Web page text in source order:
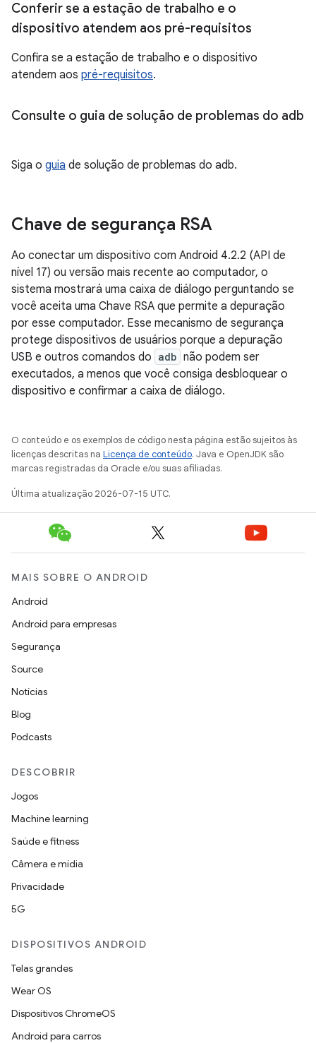
Conferir se a estação de trabalho e o
dispositivo atendem aos pré-requisitos
Confira se a estação de trabalho e o dispositivo
atendem aos pré-requisitos.
Consulte o guia de solução de problemas do adb
Siga o guia de solução de problemas do adb.
Chave de segurança RSA
Ao conectar um dispositivo com Android 4.2.2 (API de
nível 17) ou versão mais recente ao computador, o
sistema mostrará uma caixa de diálogo perguntando se
você aceita uma Chave RSA que permite a depuração
por esse computador. Esse mecanismo de segurança
protege dispositivos de usuários porque a depuração
USB e outros comandos do adb não podem ser
executados, a menos que você consiga desbloquear o
dispositivo e confirmar a caixa de diálogo.
O conteúdo e os exemplos de código nesta página estão sujeitos às
licenças descritas na Licença de conteúdo. Java e OpenJDK são
marcas registradas da Oracle e/ou suas afiliadas.
Última atualização 2026-07-15 UTC.
MAIS SOBRE O ANDROID
Android
Android para empresas
Segurança
Source
Notícias
Blog
Podcasts
DESCOBRIR
Jogos
Machine learning
Saúde e fitness
Câmera e mídia
Privacidade
5G
DISPOSITIVOS ANDROID
Telas grandes
Wear OS
Dispositivos ChromeOS
Android para carros